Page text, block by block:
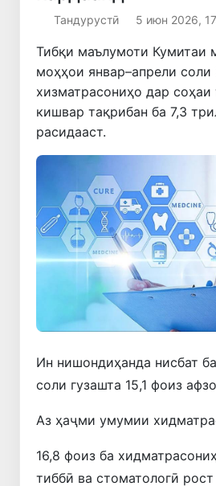
Тандурустӣ 5 июн 2026,
Тибқи маълумоти Кумитаи
моҳҳои январ–апрели
хизматрасониҳо дар соҳаи
кишвар тақрибан ба 7,3
расидааст.
Ин нишондиҳанда нисбат
соли гузашта 15,1 фоиз
Аз ҳаҷми умумии
16,8 фоиз ба
тиббӣ ва стоматологӣ